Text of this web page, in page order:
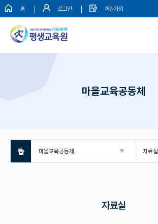
홈 로그인 회원가입
마을교육공동체
마을교육공동체 자료실
자료실